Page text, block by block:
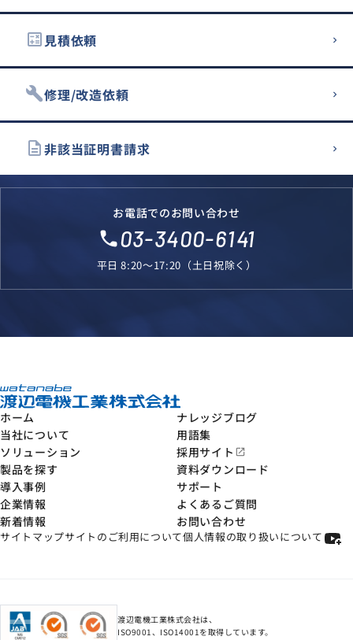
calculate見積依頼
build修理/改造依頼
description非該当証明書請求
お電話でのお問い合わせ
local_phone03-3400-6141
平日 8:20～17:20（土日祝除く）
ホーム
当社について
ソリューション
製品を探す
導入事例
企業情報
新着情報
ナレッジブログ
用語集
採用サイト open_in_new
資料ダウンロード
サポート
よくあるご質問
お問い合わせ
サイトマップサイトのご利用について個人情報の取り扱いについて
渡辺電機工業株式会社は、
ISO9001、ISO14001を取得しています。